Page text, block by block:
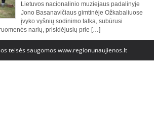
Lietuvos nacionalinio muziejaus padalinyje
Jono Basanavičiaus gimtinėje Ožkabaliuose
įvyko vyšnių sodinimo talka, subūrusi
narių, prisidėjusių prie […]
teisės saugomos www.regionunaujienos.lt